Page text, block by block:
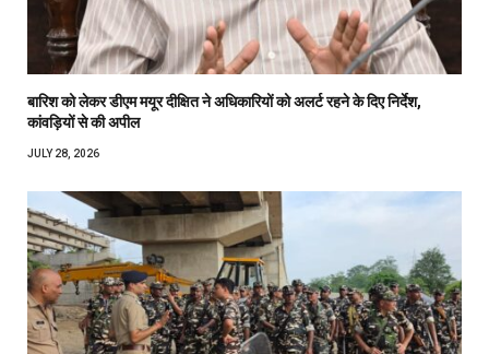
बारिश को लेकर डीएम मयूर दीक्षित ने अधिकारियों को अलर्ट रहने के दिए निर्देश,
कांवड़ियों से की अपील
JULY 28, 2026